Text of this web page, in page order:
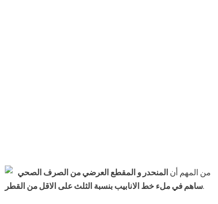
من المهم أن المنحدر و المقطع العرضي من الصرف الصحي
ساهم في ملء خط الانابيب بنسبة الثلث على الاقل من القطر.